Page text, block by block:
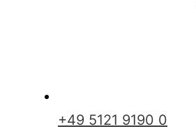
+49 5121 9190 0